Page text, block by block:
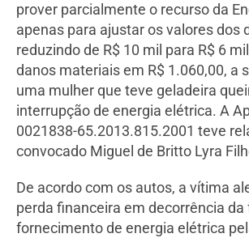
prover parcialmente o recurso da
apenas para ajustar os valores dos
reduzindo de R$ 10 mil para R$ 6
danos materiais em R$ 1.060,00, a
uma mulher que teve geladeira
interrupção de energia elétrica. A
0021838-65.2013.815.2001 teve
convocado Miguel de Britto Lyra
De acordo com os autos, a vítima
perda financeira em decorrência da
fornecimento de energia elétrica